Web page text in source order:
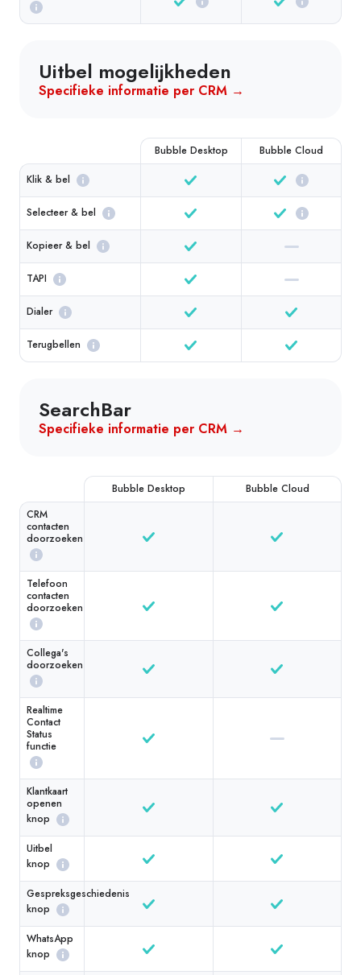
Uitbel mogelijkheden
Specifieke informatie per CRM →
Bubble Desktop
Bubble Cloud
Klik & bel
Selecteer & bel
Kopieer & bel
TAPI
Dialer
Terugbellen
SearchBar
Specifieke informatie per CRM →
Bubble Desktop
Bubble Cloud
CRM
contacten
doorzoeken
Telefoon
contacten
doorzoeken
Collega's
doorzoeken
Realtime
Contact
Status
functie
Klantkaart
openen
knop
Uitbel
knop
Gespreksgeschiedenis
knop
WhatsApp
knop